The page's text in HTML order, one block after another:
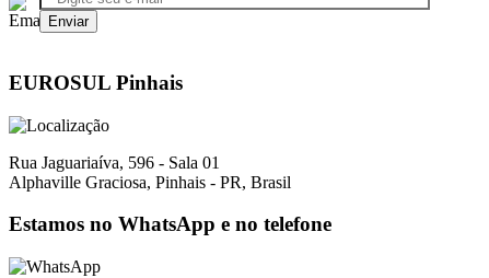
EUROSUL Pinhais
Rua Jaguariaíva, 596 - Sala 01
Alphaville Graciosa, Pinhais - PR, Brasil
Estamos no WhatsApp e no telefone